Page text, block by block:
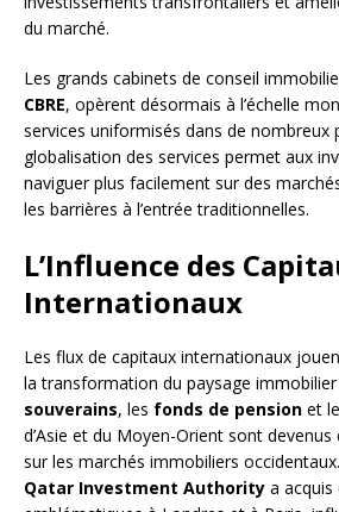
du marché.
Les grands cabinets de conseil
CBRE, opèrent désormais à l’échelle
services uniformisés dans de nombreux
globalisation des services permet aux
naviguer plus facilement sur des
les barrières à l’entrée traditionnelles.
L’Influence des
Internationaux
Les flux de capitaux internationaux
la transformation du paysage
souverains, les fonds de pension et
d’Asie et du Moyen-Orient sont
sur les marchés immobiliers
Qatar Investment Authority a acquis